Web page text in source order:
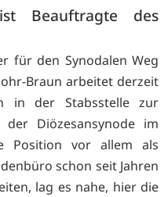
Beauftragte des
für den Synodalen Weg
Braun arbeitet derzeit
in der Stabsstelle zur
Diözesansynode im
Position vor allem als
schon seit Jahren
lag es nahe, hier die